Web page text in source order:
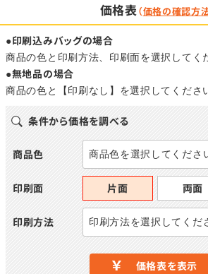
価格表（価格の確認方
●印刷込みバッグの場合
商品の色と印刷方法、印刷面を選択してく
●無地品の場合
商品の色と【印刷なし】を選択してくださ
条件から価格を調べる
商品色 商品色を選択してくださ
印刷面 片面 両面
印刷方法 印刷方法を選択してくだ
価格表を表示